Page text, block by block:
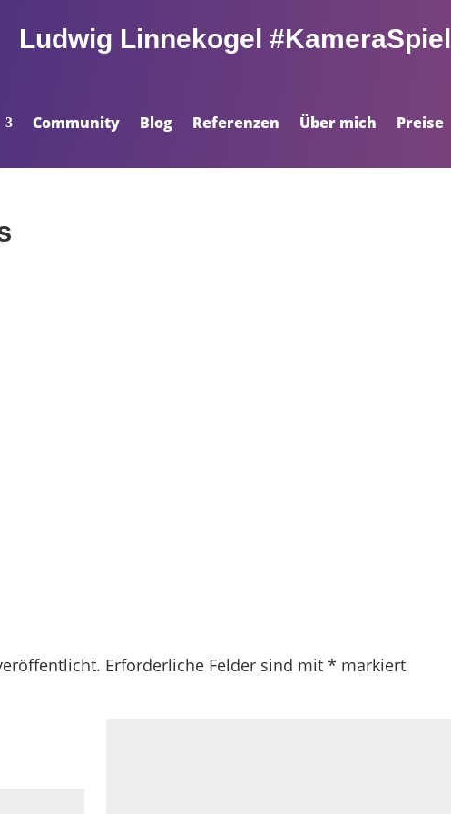
Ludwig Linnekogel #KameraSpiel
Community Blog Referenzen Über mich Preise
Erforderliche Felder sind mit* markiert